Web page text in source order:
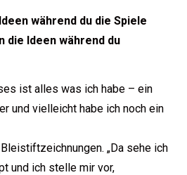
während du die Spiele
die Ideen während du
ist alles was ich habe – ein
und vielleicht habe ich noch ein
„Da sehe ich
und ich stelle mir vor,